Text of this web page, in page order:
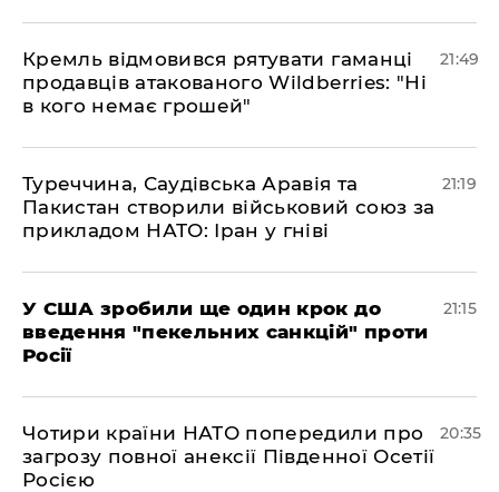
​Кремль відмовився рятувати гаманці
продавців атакованого Wildberries: "Ні
в кого немає грошей"
21:49
​Туреччина, Саудівська Аравія та
Пакистан створили військовий союз за
прикладом НАТО: Іран у гніві
21:19
​У США зробили ще один крок до
введення "пекельних санкцій" проти
Росії
21:15
​Чотири країни НАТО попередили про
загрозу повної анексії Південної Осетії
Росією
20:35